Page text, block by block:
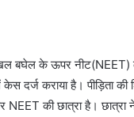
बघेल के ऊपर नीट(NEET)
दर्ज कराया है। पीड़िता
NEET की छात्रा है।